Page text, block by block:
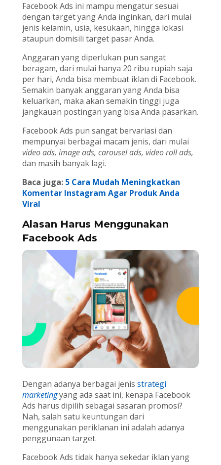
Facebook Ads ini mampu mengatur sesuai
dengan target yang Anda inginkan, dari mulai
jenis kelamin, usia, kesukaan, hingga lokasi
ataupun domisili target pasar Anda.
Anggaran yang diperlukan pun sangat
beragam, dari mulai hanya 20 ribu rupiah saja
per hari, Anda bisa membuat iklan di Facebook.
Semakin banyak anggaran yang Anda bisa
keluarkan, maka akan semakin tinggi juga
jangkauan postingan yang bisa Anda pasarkan.
Facebook Ads pun sangat bervariasi dan
mempunyai berbagai macam jenis, dari mulai
video ads, image ads, carousel ads, video roll ads,
dan masih banyak lagi.
Baca juga: 5 Cara Mudah Meningkatkan
Komentar Instagram Agar Produk Anda
Viral
Alasan Harus Menggunakan
Facebook Ads
Dengan adanya berbagai jenis strategi
marketingyang ada saat ini, kenapa Facebook
Ads harus dipilih sebagai sasaran promosi?
Nah, salah satu keuntungan dari
menggunakan periklanan ini adalah adanya
penggunaan target.
Facebook Ads tidak hanya sekedar iklan yang